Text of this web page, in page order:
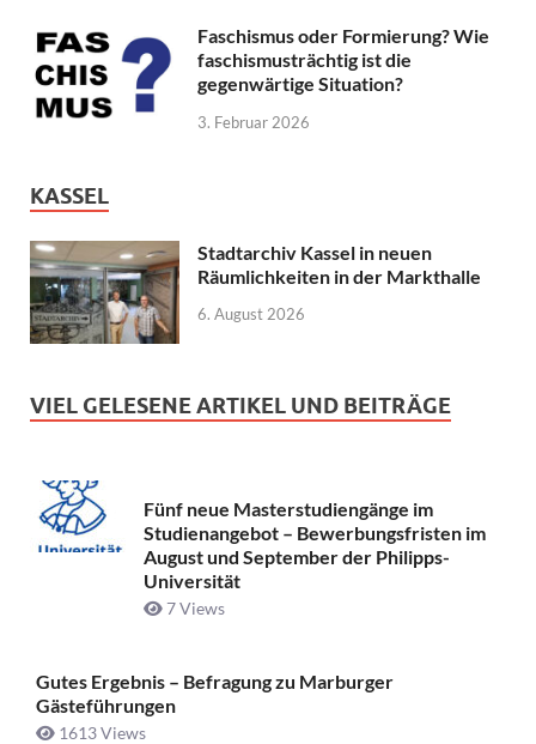
Faschismus oder Formierung? Wie
faschismusträchtig ist die
gegenwärtige Situation?
3. Februar 2026
KASSEL
Stadtarchiv Kassel in neuen
Räumlichkeiten in der Markthalle
6. August 2026
VIEL GELESENE ARTIKEL UND BEITRÄGE
Fünf neue Masterstudiengänge im
Studienangebot – Bewerbungsfristen im
August und September der Philipps-
Universität
7 Views
Gutes Ergebnis – Befragung zu Marburger
Gästeführungen
1613 Views